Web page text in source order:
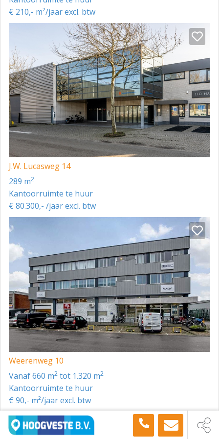
€ 210,- m²/jaar excl. btw
J.W. Lucasweg 14
289 m2
Kantoorruimte te huur
€ 80.300,- /jaar excl. btw
Weerenweg 10
vanaf 660 m2 tot 1.320 m2
Kantoorruimte te huur
€ 90,- m²/jaar excl. btw
Toon meer panden in de buurt →